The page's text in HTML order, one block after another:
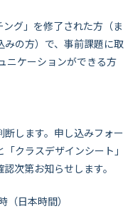
ング」を修了された方（ま
の方）で、事前課題に取
ニケーションができる方
します。申し込みフォー
クラスデザインシート」
次第お知らせします。
（日本時間）